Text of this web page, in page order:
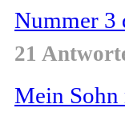
Nummer 3
21
Mein Sohn